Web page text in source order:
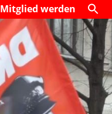
Mitglied werden